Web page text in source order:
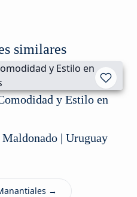
similares
y Estilo en
| Uruguay
→